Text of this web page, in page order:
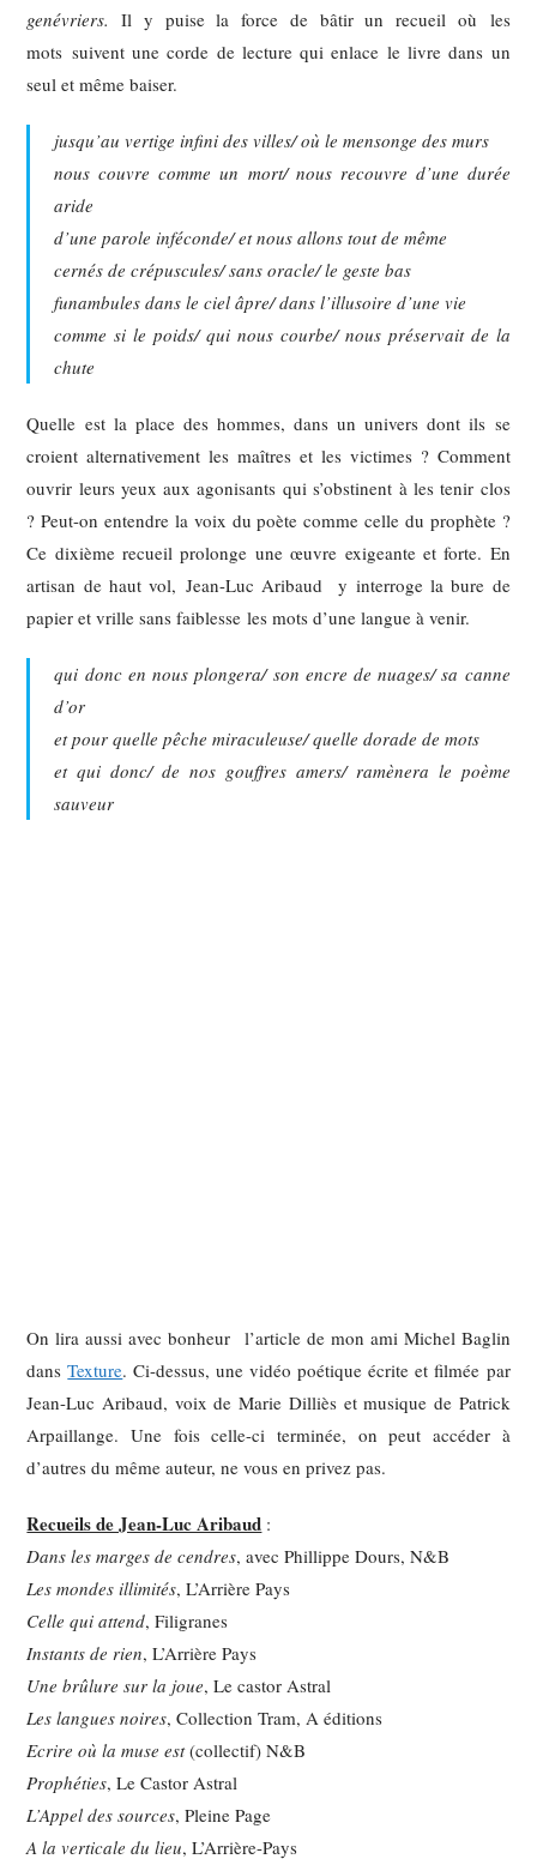
genévriers.Il y puise la force de bâtir un recueil où les
mots suivent une corde de lecture qui enlace le livre dans un
seul et même baiser.
jusqu’au vertige infini des villes/ où le mensonge des murs
nous couvre comme un mort/ nous recouvre d’une durée
aride
d’une parole inféconde/ et nous allons tout de même
cernés de crépuscules/ sans oracle/ le geste bas
funambules dans le ciel âpre/ dans l’illusoire d’une vie
comme si le poids/ qui nous courbe/ nous préservait de la
chute
Quelle est la place des hommes, dans un univers dont ils se
croient alternativement les maîtres et les victimes ? Comment
ouvrir leurs yeux aux agonisants qui s’obstinent à les tenir clos
? Peut-on entendre la voix du poète comme celle du prophète ?
Ce dixième recueil prolonge une œuvre exigeante et forte. En
artisan de haut vol, Jean-Luc Aribaud y interroge la bure de
papier et vrille sans faiblesse les mots d’une langue à venir.
qui donc en nous plongera/ son encre de nuages/ sa canne
d’or
et pour quelle pêche miraculeuse/ quelle dorade de mots
et qui donc/ de nos gouffres amers/ ramènera le poème
sauveur
On lira aussi avec bonheur l’article de mon ami Michel Baglin
dansTexture. Ci-dessus, une vidéo poétique écrite et filmée par
Jean-Luc Aribaud, voix de Marie Dilliès et musique de Patrick
Arpaillange. Une fois celle-ci terminée, on peut accéder à
d’autres du même auteur, ne vous en privez pas.
Recueils de Jean-Luc Aribaud :
Dans les marges de cendres, avec Phillippe Dours, N&B
Les mondes illimités, L’Arrière Pays
Celle qui attend, Filigranes
Instants de rien, L’Arrière Pays
Une brûlure sur la joue, Le castor Astral
Les langues noires, Collection Tram, A éditions
Ecrire où la muse est(collectif) N&B
Prophéties, Le Castor Astral
L’Appel des sources, Pleine Page
A la verticale du lieu, L’Arrière-Pays